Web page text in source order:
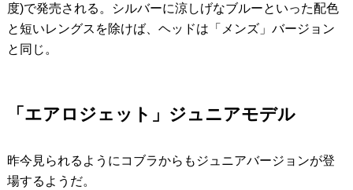
度)で発売される。シルバーに涼しげなブルーといった配色
と短いレングスを除けば、ヘッドは「メンズ」バージョン
と同じ。
「エアロジェット」ジュニアモデル
昨今見られるようにコブラからもジュニアバージョンが登
場するようだ。